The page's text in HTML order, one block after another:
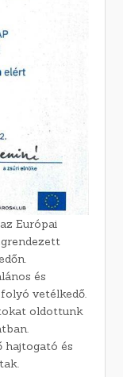
Európai
és
vetélkedő.
oldottunk
hajtogató és